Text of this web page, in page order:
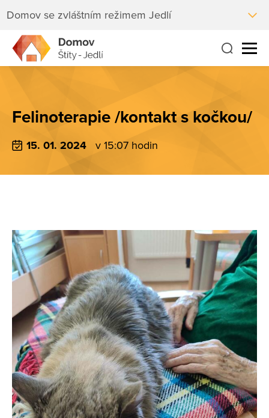
Domov se zvláštním režimem Jedlí
Felinoterapie /kontakt s kočkou/
15. 01. 2024 v 15:07 hodin